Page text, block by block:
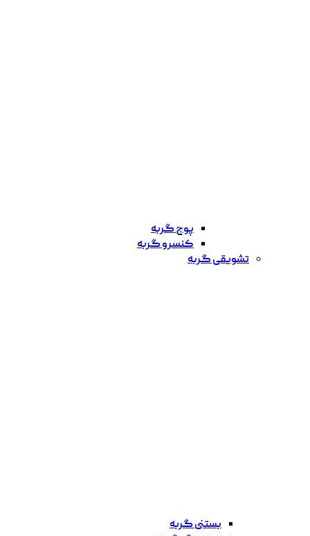
پوچ گربه
کنسرو گربه
تشویقی گربه
بستنی گربه